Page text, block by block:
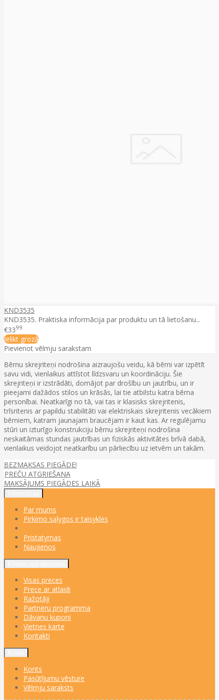
KND3535
KND3535. Praktiska informācija par produktu un tā lietošanu...
€3399
Ielikt grozā
Pievienot vēlmju sarakstam
Bērnu skrejriteņi nodrošina aizraujošu veidu, kā bērni var izpētīt
savu vidi, vienlaikus attīstot līdzsvaru un koordināciju. Šie
skrejriteņi ir izstrādāti, domājot par drošību un jautrību, un ir
pieejami dažādos stilos un krāsās, lai tie atbilstu katra bērna
personībai. Neatkarīgi no tā, vai tas ir klasisks skrejritenis,
trīsritenis ar papildu stabilitāti vai elektriskais skrejritenis vecākiem
bērniem, katram jaunajam braucējam ir kaut kas. Ar regulējamu
stūri un izturīgo konstrukciju bērnu skrejriteņi nodrošina
neskaitāmas stundas jautrības un fiziskās aktivitātes brīvā dabā,
vienlaikus veidojot neatkarību un pārliecību uz ietvēm un takām.
BEZMAKSAS PIEGĀDE!
PREČU ATGRIEŠANA
MAKSĀJUMS PIEGĀDES LAIKĀ
Par mums
Pirkimo sąlygos ir taisyklės
Pristatymas
Naujienos
Visas preces
Prece ar atlaidi
Ražotāji
Partneru programma
Dāvanu kuponi
Vietnes karte
Kontakti
Konts
Pasūtījumu vēsture
Vēlmju saraksts